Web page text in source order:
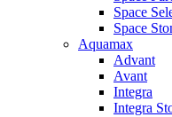
Space
Space
Aquamax
Advant
Avant
Integra
Integra